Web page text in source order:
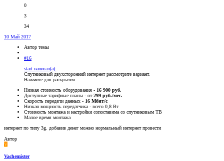
0
3
34
10 Май 2017
Автор темы
#16
start написал(а):
Спутниковый двухсторонний интернет рассмотрите вариант.
Нажмите для раскрытия...
Низкая стоимость оборудования - 16 900 руб.
Доступные тарифные планы - от299 руб./мес.
Скорость передачи данных - 16 Мбит/с
Низкая мощность передатчика - всего 0,8 Вт
Стоимость монтажа и настройки сопоставима со спутниковым ТВ
Малое время монтажа
интернет по типу 3g. добавив денег можно нормальный интернет провести
Автор
V
Vachemister